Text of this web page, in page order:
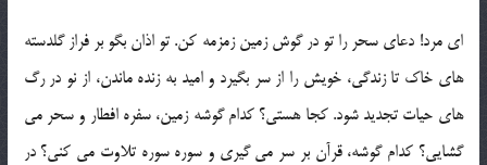
ای مرد! دعای سحر را تو در گوش زمین زمزمه کن. تو اذان بگو بر فراز گلدسته
های خاک تا زندگی، خویش را از سر بگیرد و امید به زنده ماندن، از نو در رگ
های حیات تجدید شود. کجا هستی؟ کدام گوشه زمین، سفره افطار و سحر می
گشایی؟ کدام گوشه، قرآن بر سر می گیری و سوره سوره تلاوت می کنی؟ در